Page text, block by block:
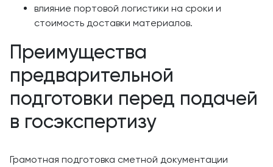
влияние портовой логистики на сроки и
стоимость доставки материалов.
Преимущества
предварительной
подготовки перед подачей
в госэкспертизу
Грамотная подготовка сметной документации